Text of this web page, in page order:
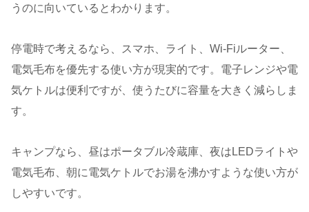
うのに向いているとわかります。
停電時で考えるなら、スマホ、ライト、Wi-Fiルーター、
電気毛布を優先する使い方が現実的です。電子レンジや電
気ケトルは便利ですが、使うたびに容量を大きく減らしま
す。
キャンプなら、昼はポータブル冷蔵庫、夜はLEDライトや
電気毛布、朝に電気ケトルでお湯を沸かすような使い方が
しやすいです。